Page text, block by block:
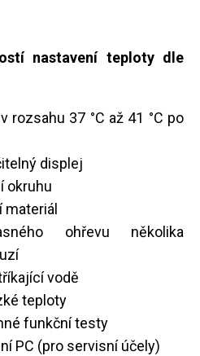
nastavení teploty dle
rozsahu 37 °C až 41 °C po
displej
okruhu
materiál
ohřevu několika
vodě
teploty
funkční testy
PC (pro servisní účely)